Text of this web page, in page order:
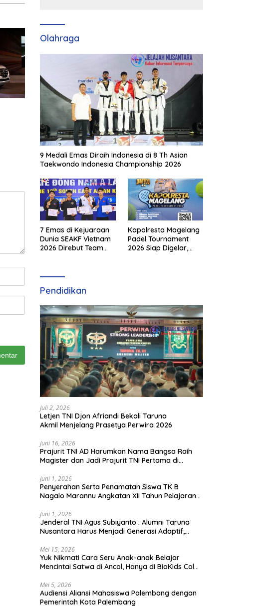
Olahraga
9 Medali Emas Diraih Indonesia di 8 Th Asian
Taekwondo Indonesia Championship 2026
7 Emas di Kejuaraan
Dunia SEAKF Vietnam
2026 Direbut Team
Kapolresta Magelang
Padel Tournament
2026 Siap Digelar,
Pendidikan
Juli 2, 2026
Letjen TNI Djon Afriandi Bekali Taruna
Akmil Menjelang Prasetya Perwira 2026
Juni 16, 2026
Prajurit TNI AD Harumkan Nama Bangsa Raih
Magister dan Jadi Prajurit TNI Pertama di
Juni 1, 2026
Penyerahan Serta Penamatan Siswa TK B
Nagalo Marannu Angkatan XII Tahun Pelajaran
Juni 1, 2026
Jenderal TNI Agus Subiyanto : Alumni Taruna
Nusantara Harus Menjadi Generasi Adaptif,
Mei 15, 2026
Yuk Nikmati Cara Seru Anak-anak Belajar
Mencintai Satwa di Ancol, Hanya di BioKids Color
Mei 5, 2026
Audiensi Aliansi Mahasiswa Palembang dengan
Pemerintah Kota Palembang